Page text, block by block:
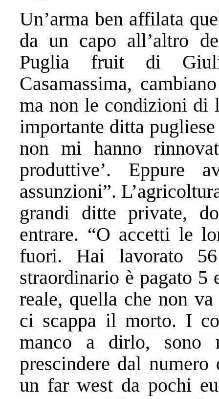
Un’arma ben affilata
da un capo all’altro
Puglia fruit di
Casamassima,
ma non le condizioni di
importante ditta
non mi hanno
produttive’. Eppure
assunzioni”.
grandi ditte private,
entrare. “O accetti le
fuori. Hai lavorato
straordinario è pagato 5
reale, quella che non
ci scappa il morto. I
manco a dirlo, sono
prescindere dal
un far west da pochi